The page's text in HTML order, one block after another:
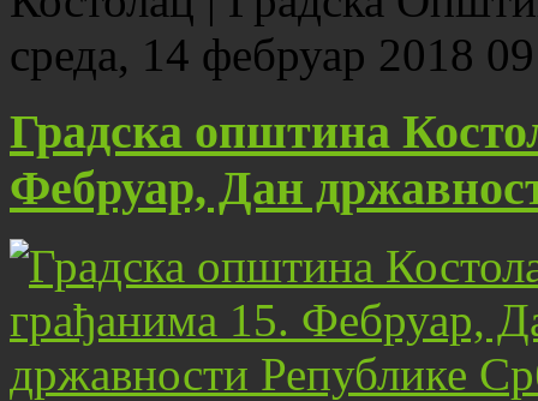
среда, 14 фебруар 2018
Градска општина
Фебруар, Дан